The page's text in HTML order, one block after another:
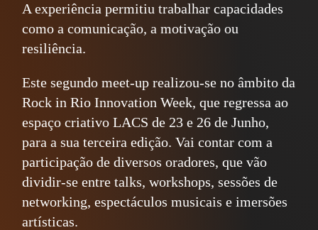
A experiência permitiu trabalhar capacidades
como a comunicação, a motivação ou
resiliência.
Este segundo meet-up realizou-se no âmbito da
Rock in Rio Innovation Week, que regressa ao
espaço criativo LACS de 23 e 26 de Junho,
para a sua terceira edição. Vai contar com a
participação de diversos oradores, que vão
dividir-se entre talks, workshops, sessões de
networking, espectáculos musicais e imersões
artísticas.